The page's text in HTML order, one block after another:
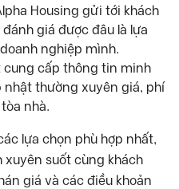
Housing gửi tới khách
giá được đâu là lựa
nghiệp mình.
cung cấp thông tin minh
nhật thường xuyên giá, phí
nhà.
lựa chọn phù hợp nhất,
xuyên suốt cùng khách
giá và các điều khoản